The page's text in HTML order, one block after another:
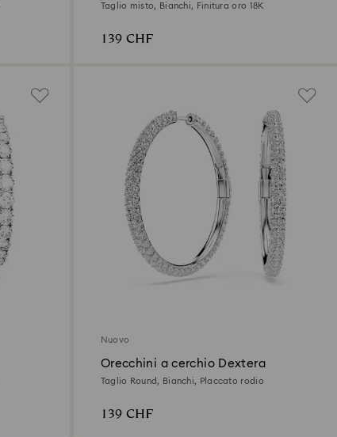
Taglio misto, Bianchi, Finitura oro 18K
139 CHF
Nuovo
Orecchini a cerchio Dextera
Taglio Round, Bianchi, Placcato rodio
139 CHF